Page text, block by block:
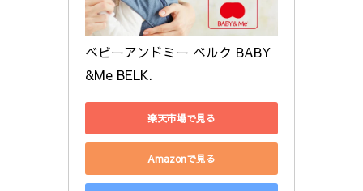
ベビーアンドミー ベルク BABY
&Me BELK.
楽天市場で見る
Amazonで見る